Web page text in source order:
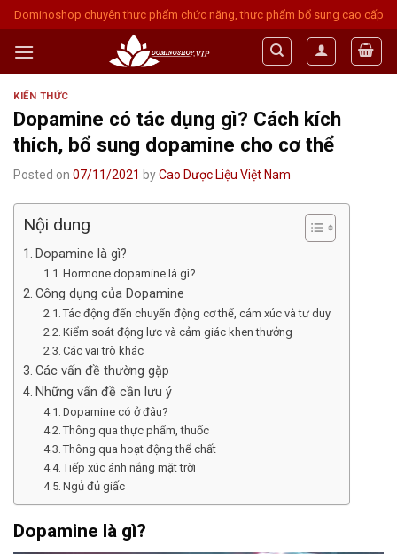
Skip
to
content
Dominoshop chuyên thực phẩm chức năng, thực phẩm bổ sung cao cấp
KIẾN THỨC
Dopamine có tác dụng gì? Cách kích
thích, bổ sung dopamine cho cơ thể
Posted on 07/11/2021 byCao Dược Liệu Việt Nam
Nội dung
Dopamine là gì?
Hormone dopamine là gì?
Công dụng của Dopamine
Tác động đến chuyển động cơ thể, cảm xúc và tư duy
Kiểm soát động lực và cảm giác khen thưởng
Các vai trò khác
Các vấn đề thường gặp
Những vấn đề cần lưu ý
Dopamine có ở đâu?
Thông qua thực phẩm, thuốc
Thông qua hoạt động thể chất
Tiếp xúc ánh nắng mặt trời
Ngủ đủ giấc
Dopamine là gì?